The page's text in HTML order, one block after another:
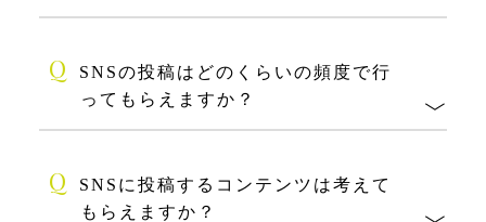
Q
SNSの投稿はどのくらいの頻度で行
ってもらえますか？
Q
SNSに投稿するコンテンツは考えて
もらえますか？